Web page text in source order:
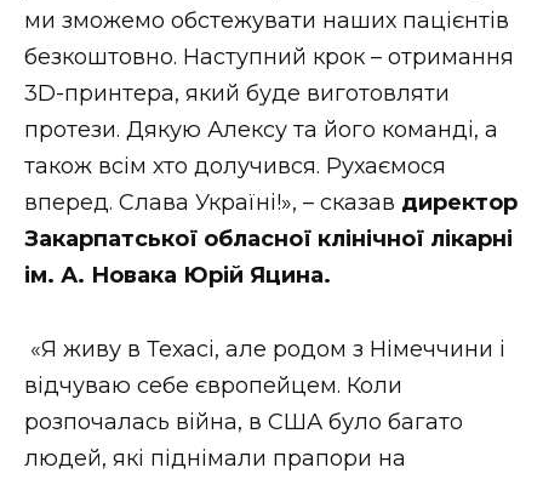
ми зможемо обстежувати наших пацієнтів
безкоштовно. Наступний крок – отримання
3D-принтера, який буде виготовляти
протези. Дякую Алексу та його команді, а
також всім хто долучився. Рухаємося
вперед. Слава Україні!», – сказав директор
Закарпатської обласної клінічної лікарні
ім. А. Новака Юрій Яцина.
«Я живу в Техасі, але родом з Німеччини і
відчуваю себе європейцем. Коли
розпочалась війна, в США було багато
людей, які піднімали прапори на